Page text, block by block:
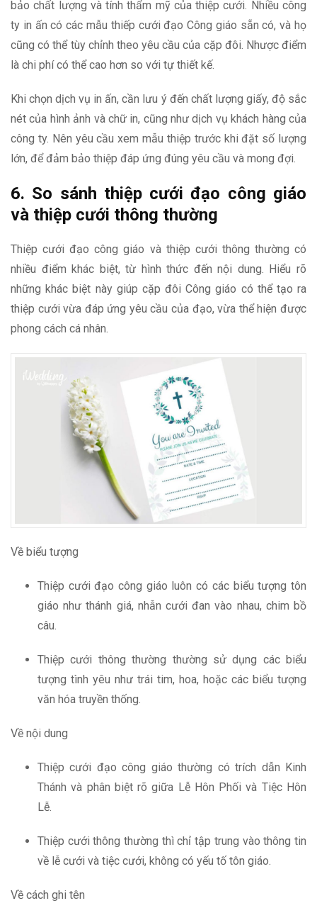
bảo chất lượng và tính thẩm mỹ của thiệp cưới. Nhiều công
ty in ấn có các mẫu thiếp cưới đạo Công giáo sẵn có, và họ
cũng có thể tùy chỉnh theo yêu cầu của cặp đôi. Nhược điểm
là chi phí có thể cao hơn so với tự thiết kế.
Khi chọn dịch vụ in ấn, cần lưu ý đến chất lượng giấy, độ sắc
nét của hình ảnh và chữ in, cũng như dịch vụ khách hàng của
công ty. Nên yêu cầu xem mẫu thiệp trước khi đặt số lượng
lớn, để đảm bảo thiệp đáp ứng đúng yêu cầu và mong đợi.
6. So sánh thiệp cưới đạo công giáo
và thiệp cưới thông thường
Thiệp cưới đạo công giáo và thiệp cưới thông thường có
nhiều điểm khác biệt, từ hình thức đến nội dung. Hiểu rõ
những khác biệt này giúp cặp đôi Công giáo có thể tạo ra
thiệp cưới vừa đáp ứng yêu cầu của đạo, vừa thể hiện được
phong cách cá nhân.
Về biểu tượng
Thiệp cưới đạo công giáo luôn có các biểu tượng tôn
giáo như thánh giá, nhẫn cưới đan vào nhau, chim bồ
câu.
Thiệp cưới thông thường thường sử dụng các biểu
tượng tình yêu như trái tim, hoa, hoặc các biểu tượng
văn hóa truyền thống.
Về nội dung
Thiệp cưới đạo công giáo thường có trích dẫn Kinh
Thánh và phân biệt rõ giữa Lễ Hôn Phối và Tiệc Hôn
Lễ.
Thiệp cưới thông thường thì chỉ tập trung vào thông tin
về lễ cưới và tiệc cưới, không có yếu tố tôn giáo.
Về cách ghi tên